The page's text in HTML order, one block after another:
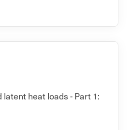
heat loads - Part 1: